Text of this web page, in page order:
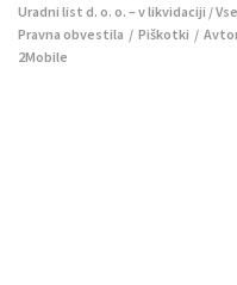
Uradni list d. o. o. – v likvidaciji /
Pravna obvestila / Piškotki /
2Mobile